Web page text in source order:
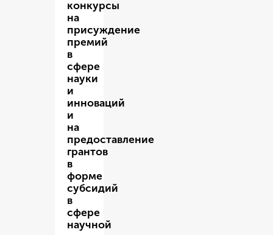
конкурсы
на
присуждение
премий
в
сфере
науки
и
инноваций
и
на
предоставление
грантов
в
форме
субсидий
в
сфере
научной